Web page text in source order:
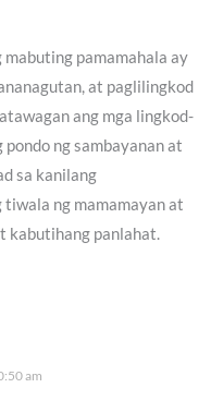
mabuting pamamahala ay
at paglilingkod
ang mga lingkod-
ng sambayanan at
sa kanilang
tiwala ng mamamayan at
kabutihang panlahat.
am